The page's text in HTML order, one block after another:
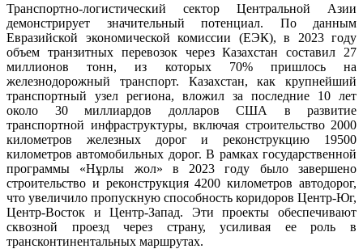
Транспортно-логистический сектор Центральной Азии
демонстрирует значительный потенциал. По данным
Евразийской экономической комиссии (ЕЭК), в 2023 году
объем транзитных перевозок через Казахстан составил 27
миллионов тонн, из которых 70% пришлось на
железнодорожный транспорт. Казахстан, как крупнейший
транспортный узел региона, вложил за последние 10 лет
около 30 миллиардов долларов США в развитие
транспортной инфраструктуры, включая строительство 2000
километров железных дорог и реконструкцию 19500
километров автомобильных дорог. В рамках государственной
программы «Нұрлы жол» в 2023 году было завершено
строительство и реконструкция 4200 километров автодорог,
что увеличило пропускную способность коридоров Центр-Юг,
Центр-Восток и Центр-Запад. Эти проекты обеспечивают
сквозной проезд через страну, усиливая ее роль в
трансконтинентальных маршрутах.